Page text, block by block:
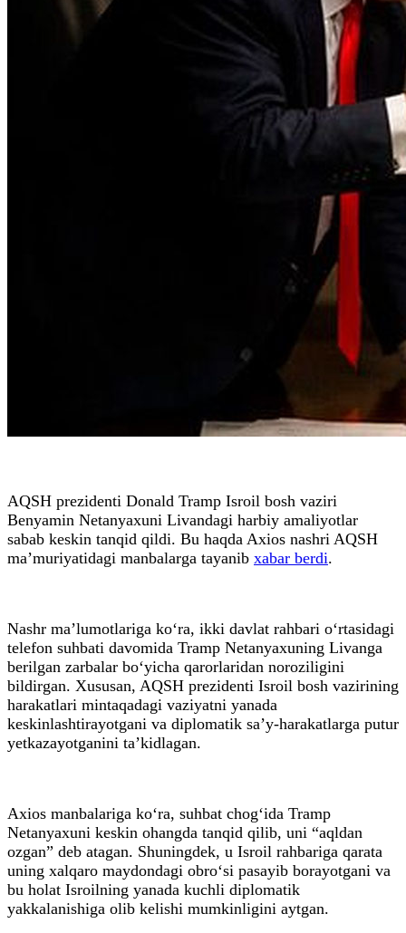
AQSH prezidenti Donald Tramp Isroil bosh vaziri
Benyamin Netanyaxuni Livandagi harbiy amaliyotlar
sabab keskin tanqid qildi. Bu haqda Axios nashri AQSH
ma’muriyatidagi manbalarga tayanib xabar berdi.
Nashr ma’lumotlariga ko‘ra, ikki davlat rahbari o‘rtasidagi
telefon suhbati davomida Tramp Netanyaxuning Livanga
berilgan zarbalar bo‘yicha qarorlaridan noroziligini
bildirgan. Xususan, AQSH prezidenti Isroil bosh vazirining
harakatlari mintaqadagi vaziyatni yanada
keskinlashtirayotgani va diplomatik sa’y-harakatlarga putur
yetkazayotganini ta’kidlagan.
Axios manbalariga ko‘ra, suhbat chog‘ida Tramp
Netanyaxuni keskin ohangda tanqid qilib, uni “aqldan
ozgan” deb atagan. Shuningdek, u Isroil rahbariga qarata
uning xalqaro maydondagi obro‘si pasayib borayotgani va
bu holat Isroilning yanada kuchli diplomatik
yakkalanishiga olib kelishi mumkinligini aytgan.